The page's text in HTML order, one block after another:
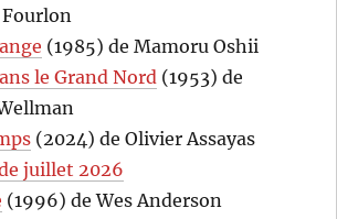
(1985) de Mamoru Oshii
le Grand Nord (1953) de
(2024) de Olivier Assayas
juillet 2026
(1996) de Wes Anderson